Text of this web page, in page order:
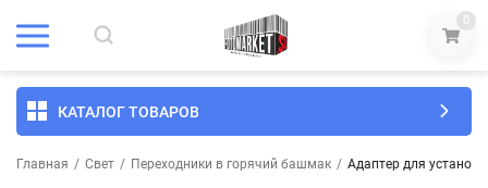
0
КАТАЛОГ ТОВАРОВ
Главная / Свет / Переходники в горячий башмак / Адаптер для